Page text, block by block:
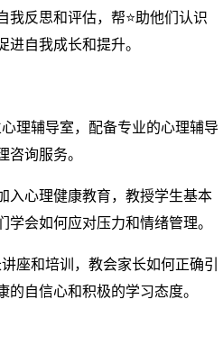
我反思和评估，帮⭐助他们认识
进自我成长和提升。
理辅导室，配备专业的心理辅导
咨询服务。
入心理健康教育，教授学生基本
学会如何应对压力和情绪管理。
座和培训，教会家长如何正确引
的自信心和积极的学习态度。